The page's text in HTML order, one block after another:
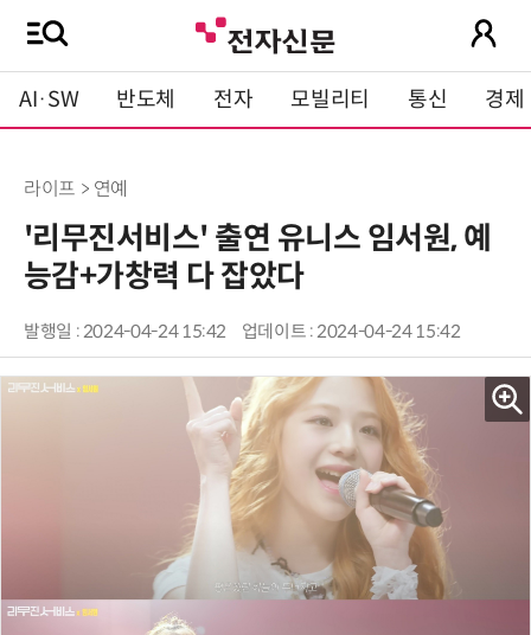
AI·SW 반도체 전자 모빌리티 통신 경제
라이프 > 연예
'리무진서비스' 출연 유니스 임서원, 예
능감+가창력 다 잡았다
발행일 : 2024-04-24 15:42 업데이트 : 2024-04-24 15:42